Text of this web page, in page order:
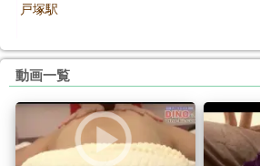
戸塚駅
動画一覧